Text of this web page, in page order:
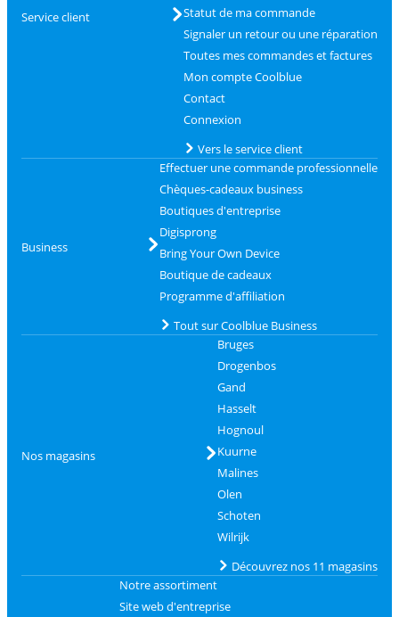
Service client
Statut de ma commande
Signaler un retour ou une réparation
Toutes mes commandes et factures
Mon compte Coolblue
Contact
Connexion
Vers le service client
Business
Effectuer une commande professionnelle
Chèques-cadeaux business
Boutiques d'entreprise
Digisprong
Bring Your Own Device
Boutique de cadeaux
Programme d'affiliation
Tout sur Coolblue Business
Nos magasins
Bruges
Drogenbos
Gand
Hasselt
Hognoul
Kuurne
Malines
Olen
Schoten
Wilrijk
Découvrez nos 11 magasins
Notre assortiment
Site web d'entreprise